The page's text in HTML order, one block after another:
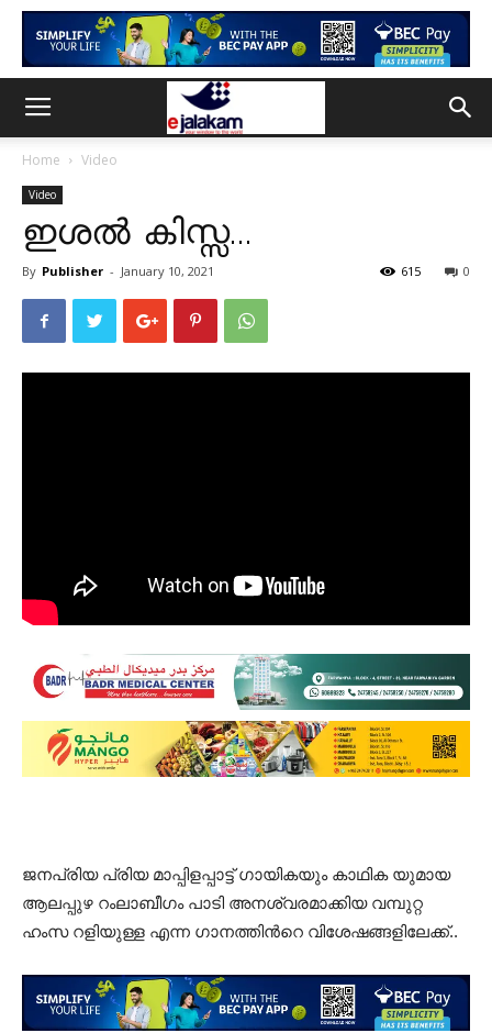
Home Video
Video
ഇശൽ കിസ്സ…
By Publisher - January 10, 2021 0
615
ജനപ്രിയ പ്രിയ മാപ്പിളപ്പാട്ട് ഗായികയും കാഥിക യുമായ
ആലപ്പുഴ റംലാബീഗം പാടി അനശ്വരമാക്കിയ വമ്പുറ്റ
ഹംസ റളിയുള്ള എന്ന ഗാനത്തിൻറെ വിശേഷങ്ങളിലേക്ക്..